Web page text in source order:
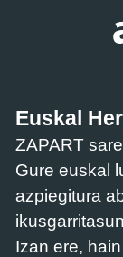
Euskal
ZAPART
Gure euskal
azpiegitura
Izan ere,